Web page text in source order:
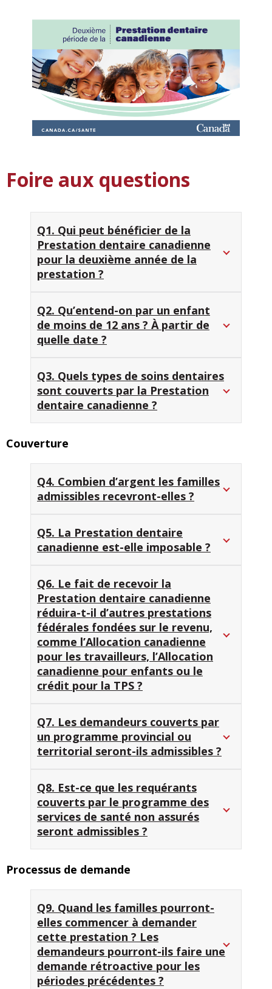
Foire aux questions
Q1. Qui peut bénéficier de la
Prestation dentaire canadienne
pour la deuxième année de la
prestation ?
Q2. Qu’entend-on par un enfant
de moins de 12 ans ? À partir de
quelle date ?
Q3. Quels types de soins dentaires
sont couverts par la Prestation
dentaire canadienne ?
Couverture
Q4. Combien d’argent les familles
admissibles recevront-elles ?
Q5. La Prestation dentaire
canadienne est-elle imposable ?
Q6. Le fait de recevoir la
Prestation dentaire canadienne
réduira-t-il d’autres prestations
fédérales fondées sur le revenu,
comme l’Allocation canadienne
pour les travailleurs, l’Allocation
canadienne pour enfants ou le
crédit pour la TPS ?
Q7. Les demandeurs couverts par
un programme provincial ou
territorial seront-ils admissibles ?
Q8. Est-ce que les requérants
couverts par le programme des
services de santé non assurés
seront admissibles ?
Processus de demande
Q9. Quand les familles pourront-
elles commencer à demander
cette prestation ? Les
demandeurs pourront-ils faire une
demande rétroactive pour les
périodes précédentes ?